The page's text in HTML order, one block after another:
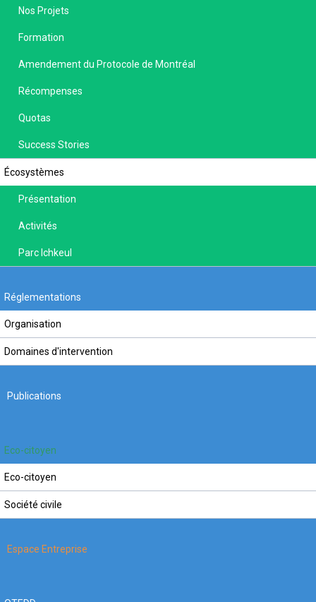
Nos Projets
Formation
Amendement du Protocole de Montréal
Récompenses
Quotas
Success Stories
Écosystèmes
Présentation
Activités
Parc Ichkeul
Réglementations
Organisation
Domaines d'intervention
Publications
Eco-citoyen
Eco-citoyen
Société civile
Espace Entreprise